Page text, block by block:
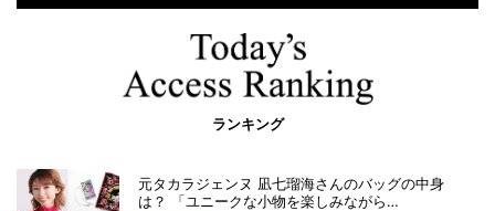
ランキング
元タカラジェンヌ 凪七瑠海さんのバッグの中身
は？ 「ユニークな小物を楽しみながら…